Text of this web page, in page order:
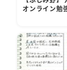
オンライン勉